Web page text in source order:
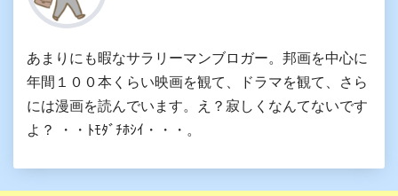
あまりにも暇なサラリーマンブロガー。邦画を中心に
年間１００本くらい映画を観て、ドラマを観て、さら
には漫画を読んでいます。え？寂しくなんてないです
よ？ ・・ﾄﾓﾀﾞﾁﾎｼｲ・・・。